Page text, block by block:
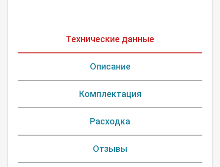
Технические данные
Описание
Комплектация
Расходка
Отзывы